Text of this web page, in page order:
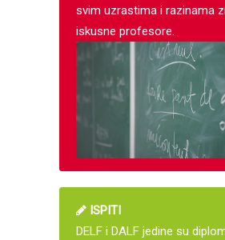
svim uzrastima i razinama
iskusne profesore.
ISPITI
DELF i DALF jedine su